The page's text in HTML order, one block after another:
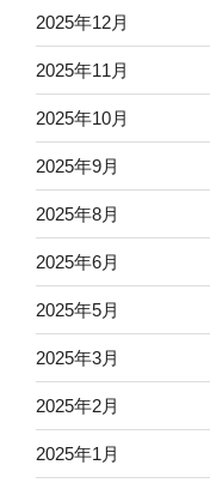
2025年12月
2025年11月
2025年10月
2025年9月
2025年8月
2025年6月
2025年5月
2025年3月
2025年2月
2025年1月